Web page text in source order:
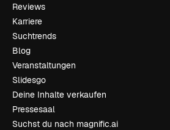
Reviews
Karriere
Suchtrends
Blog
Veranstaltungen
Slidesgo
Deine Inhalte verkaufen
Pressesaal
Suchst du nach magnific.ai